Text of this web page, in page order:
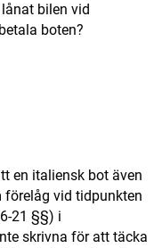
e-tidningen
bilen vid
boten?
en italiensk bot även
vid tidpunkten
21 §§) i
skrivna för att täcka